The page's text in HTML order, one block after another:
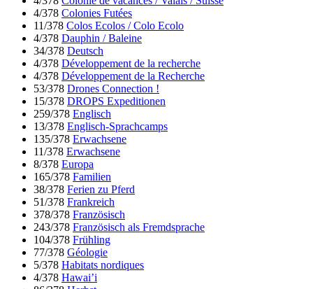
4/378 Colonies Futées
11/378 Colos Ecolos / Colo Ecolo
4/378 Dauphin / Baleine
34/378 Deutsch
4/378 Développement de la recherche
4/378 Développement de la Recherche
53/378 Drones Connection !
15/378 DROPS Expeditionen
259/378 Englisch
13/378 Englisch-Sprachcamps
135/378 Erwachsene
11/378 Erwachsene
8/378 Europa
165/378 Familien
38/378 Ferien zu Pferd
51/378 Frankreich
378/378 Französisch
243/378 Französisch als Fremdsprache
104/378 Frühling
77/378 Géologie
5/378 Habitats nordiques
4/378 Hawai’i